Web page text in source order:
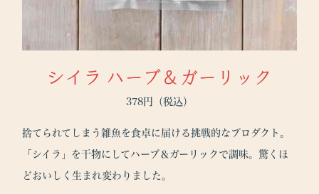
シイラ ハーブ＆ガーリック
378円（税込）
捨てられてしまう雑魚を食卓に届ける挑戦的なプロダクト。
「シイラ」を干物にしてハーブ＆ガーリックで調味。驚くほ
どおいしく生まれ変わりました。